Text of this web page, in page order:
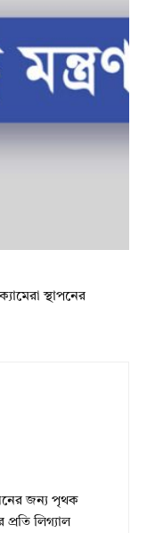
স্থাপনের
জন্য পৃথক
লিগ্যাল